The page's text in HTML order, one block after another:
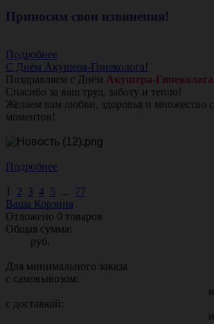
Приносим свои извинения!
Подробнее
С Днём Акушера-Гинеколога!
Поздравляем с Днём Акушера-
Спасибо за ваш труд, заботу и тепло!
Желаем вам любви, здоровья и множество
моментов!
Подробнее
1 2 3 4 5 ... 77
Ваша Корзина
Отложено 0 товаров
Общая сумма:
руб.
Для минимального заказа
с самовывозом:
с доставкой: